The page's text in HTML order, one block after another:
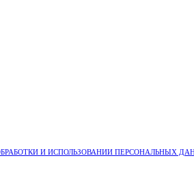
И ИСПОЛЬЗОВАНИИ ПЕРСОНАЛЬНЫХ